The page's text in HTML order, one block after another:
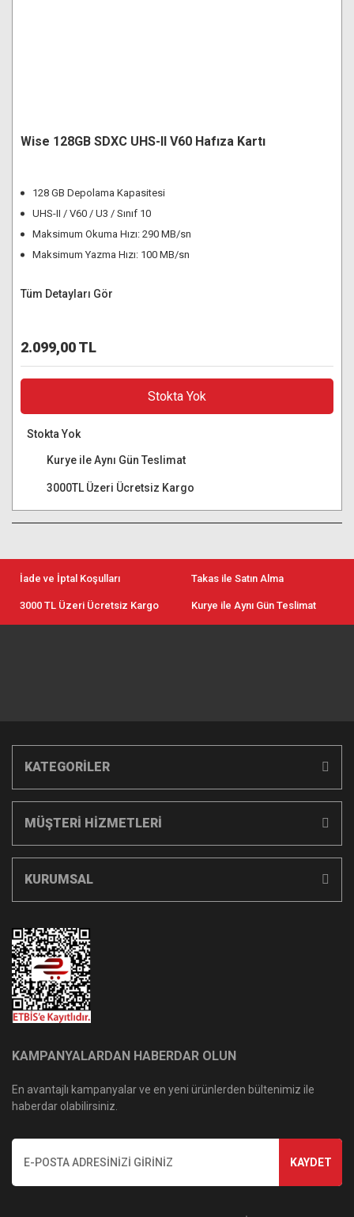
Wise 128GB SDXC UHS-II V60 Hafıza Kartı
128 GB Depolama Kapasitesi
UHS-II / V60 / U3 / Sınıf 10
Maksimum Okuma Hızı: 290 MB/sn
Maksimum Yazma Hızı: 100 MB/sn
Tüm Detayları Gör
2.099,00 TL
Stokta Yok
Stokta Yok
Kurye ile Aynı Gün Teslimat
3000TL Üzeri Ücretsiz Kargo
İade ve İptal Koşulları Takas ile Satın Alma
3000 TL Üzeri Ücretsiz Kargo Kurye ile Aynı Gün Teslimat
KATEGORİLER
MÜŞTERİ HİZMETLERİ
KURUMSAL
KAMPANYALARDAN HABERDAR OLUN
En avantajlı kampanyalar ve en yeni ürünlerden bültenimiz ile
haberdar olabilirsiniz.
KAYDET